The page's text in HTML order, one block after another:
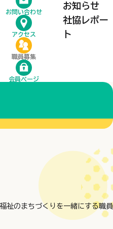
お問い合わせ
アクセス
職員募集
会員ページ
お知らせ
社協レポー
ト
祉のまちづくりを一緒にする職員